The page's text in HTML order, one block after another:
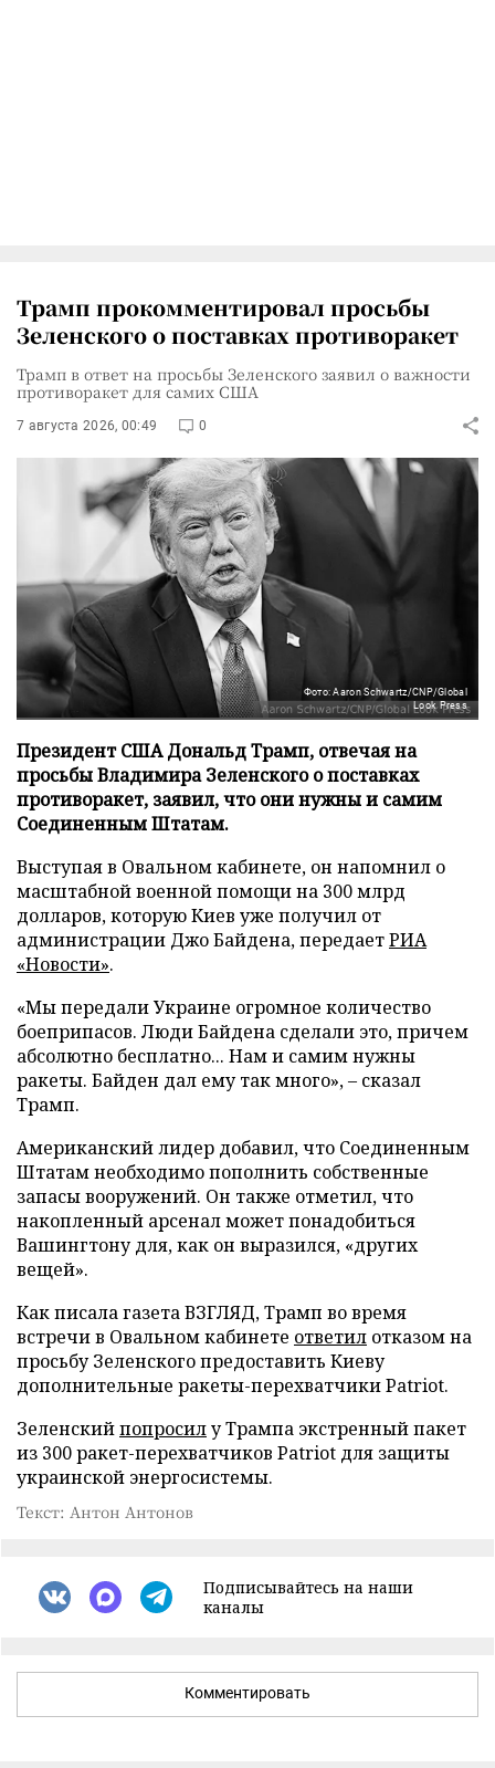
Трамп прокомментировал просьбы
Зеленского о поставках противоракет
Трамп в ответ на просьбы Зеленского заявил о важности
противоракет для самих США
7 августа 2026, 00:49 0
Фото: Aaron Schwartz/CNP/Global
Look Press
Президент США Дональд Трамп, отвечая на
просьбы Владимира Зеленского о поставках
противоракет, заявил, что они нужны и самим
Соединенным Штатам.
Выступая в Овальном кабинете, он напомнил о
масштабной военной помощи на 300 млрд
долларов, которую Киев уже получил от
администрации Джо Байдена, передаетРИА
«Новости».
«Мы передали Украине огромное количество
боеприпасов. Люди Байдена сделали это, причем
абсолютно бесплатно... Нам и самим нужны
ракеты. Байден дал ему так много», – сказал
Трамп.
Американский лидер добавил, что Соединенным
Штатам необходимо пополнить собственные
запасы вооружений. Он также отметил, что
накопленный арсенал может понадобиться
Вашингтону для, как он выразился, «других
вещей».
Как писала газета ВЗГЛЯД, Трамп во время
встречи в Овальном кабинете ответил отказом на
просьбу Зеленского предоставить Киеву
дополнительные ракеты-перехватчики Patriot.
Зеленскийпопросилу Трампа экстренный пакет
из 300 ракет-перехватчиков Patriot для защиты
украинской энергосистемы.
Текст: Антон Антонов
Подписывайтесь на наши
каналы
Комментировать